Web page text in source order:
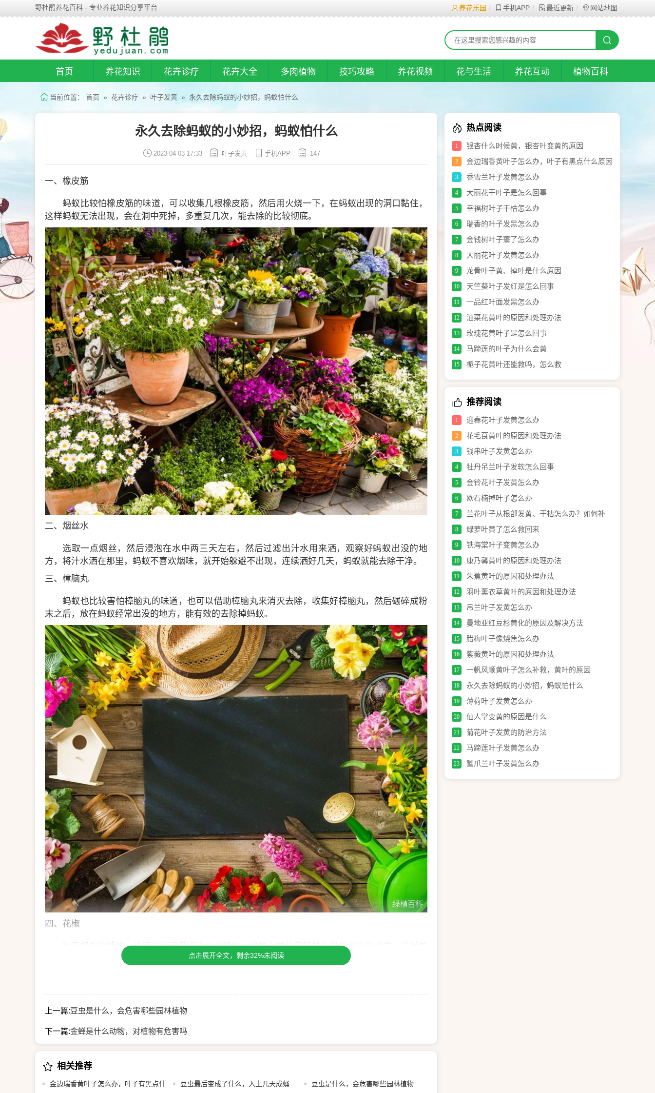
野杜鹃养花百科 - 专业养花知识分享平台 养花乐园 手机APP 最近更新 网站地图
首页 养花知识 花卉诊疗 花卉大全 多肉植物 技巧攻略 养花视频 花与生活 养花互动 植物百科
当前位置： 首页 » 花卉诊疗 » 叶子发黄 » 永久去除蚂蚁的小妙招，蚂蚁怕什么
永久去除蚂蚁的小妙招，蚂蚁怕什么
2023-04-03 17:33 叶子发黄 手机APP 147
一、橡皮筋
蚂蚁比较怕橡皮筋的味道，可以收集几根橡皮筋，然后用火烧一下，在蚂蚁出现的洞口黏住，
这样蚂蚁无法出现，会在洞中死掉，多重复几次，能去除的比较彻底。
二、烟丝水
选取一点烟丝，然后浸泡在水中两三天左右，然后过滤出汁水用来洒，观察好蚂蚁出没的地
方，将汁水洒在那里，蚂蚁不喜欢烟味，就开始躲避不出现，连续洒好几天，蚂蚁就能去除干净。
三、樟脑丸
蚂蚁也比较害怕樟脑丸的味道，也可以借助樟脑丸来消灭去除，收集好樟脑丸，然后碾碎成粉
末之后，放在蚂蚁经常出没的地方，能有效的去除掉蚂蚁。
四、花椒
利于蚂蚁的特性，也可以利用花椒来对付蚂蚁，将数十颗的花椒放在蚂蚁出没的地方，尤其是
橱子、柜子等地，但是这个方法很难永久的去除，只能起到驱除的作用。
洗衣粉溶液自然的干，也能去除蚂蚁。
点击展开全文，剩余32%未阅读
上一篇:豆虫是什么，会危害哪些园林植物
下一篇:金蝉是什么动物，对植物有危害吗
相关推荐
金边瑞香黄叶子怎么办，叶子有黑点什 豆虫最后变成了什么，入土几天成蛹 豆虫是什么，会危害哪些园林植物
热点阅读
1 银杏什么时候黄，银杏叶变黄的原因
2 金边瑞香黄叶子怎么办，叶子有黑点什么原因
3 香雪兰叶子发黄怎么办
4 大丽花干叶子是怎么回事
5 幸福树叶子干枯怎么办
6 瑞香的叶子发黑怎么办
7 金钱树叶子蔫了怎么办
8 大丽花叶子发黄怎么办
9 龙骨叶子黄、掉叶是什么原因
10 天竺葵叶子发红是怎么回事
11 一品红叶面发黑怎么办
12 油菜花黄叶的原因和处理办法
13 玫瑰花黄叶子是怎么回事
14 马蹄莲的叶子为什么会黄
15 栀子花黄叶还能救吗，怎么救
推荐阅读
1 迎春花叶子发黄怎么办
2 花毛茛黄叶的原因和处理办法
3 钱串叶子发黄怎么办
4 牡丹吊兰叶子发软怎么回事
5 金铃花叶子发黄怎么办
6 欧石楠掉叶子怎么办
7
兰花叶子从根部发黄、干枯怎么办？如何补
救？
8 绿萝叶黄了怎么救回来
9 铁海棠叶子变黄怎么办
10 康乃馨黄叶的原因和处理办法
11 朱蕉黄叶的原因和处理办法
12 羽叶薰衣草黄叶的原因和处理办法
13 吊兰叶子发黄怎么办
14 曼地亚红豆杉黄化的原因及解决方法
15 腊梅叶子像烧焦怎么办
16 紫薇黄叶的原因和处理办法
17 一帆风顺黄叶子怎么补救，黄叶的原因
18 永久去除蚂蚁的小妙招，蚂蚁怕什么
19 薄荷叶子发黄怎么办
20 仙人掌变黄的原因是什么
21 菊花叶子发黄的防治方法
22 马蹄莲叶子发黄怎么办
23 蟹爪兰叶子发黄怎么办